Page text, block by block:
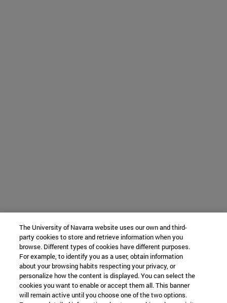
The University of Navarra website uses our own and third-
party cookies to store and retrieve information when you
browse. Different types of cookies have different purposes.
For example, to identify you as a user, obtain information
about your browsing habits respecting your privacy, or
personalize how the content is displayed. You can select the
cookies you want to enable or accept them all. This banner
will remain active until you choose one of the two options.